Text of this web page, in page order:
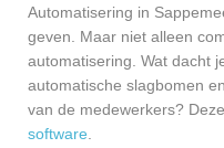
Automatisering in
geven. Maar niet alleen
automatisering. Wat dacht
automatische slagbomen
van de medewerkers?
software